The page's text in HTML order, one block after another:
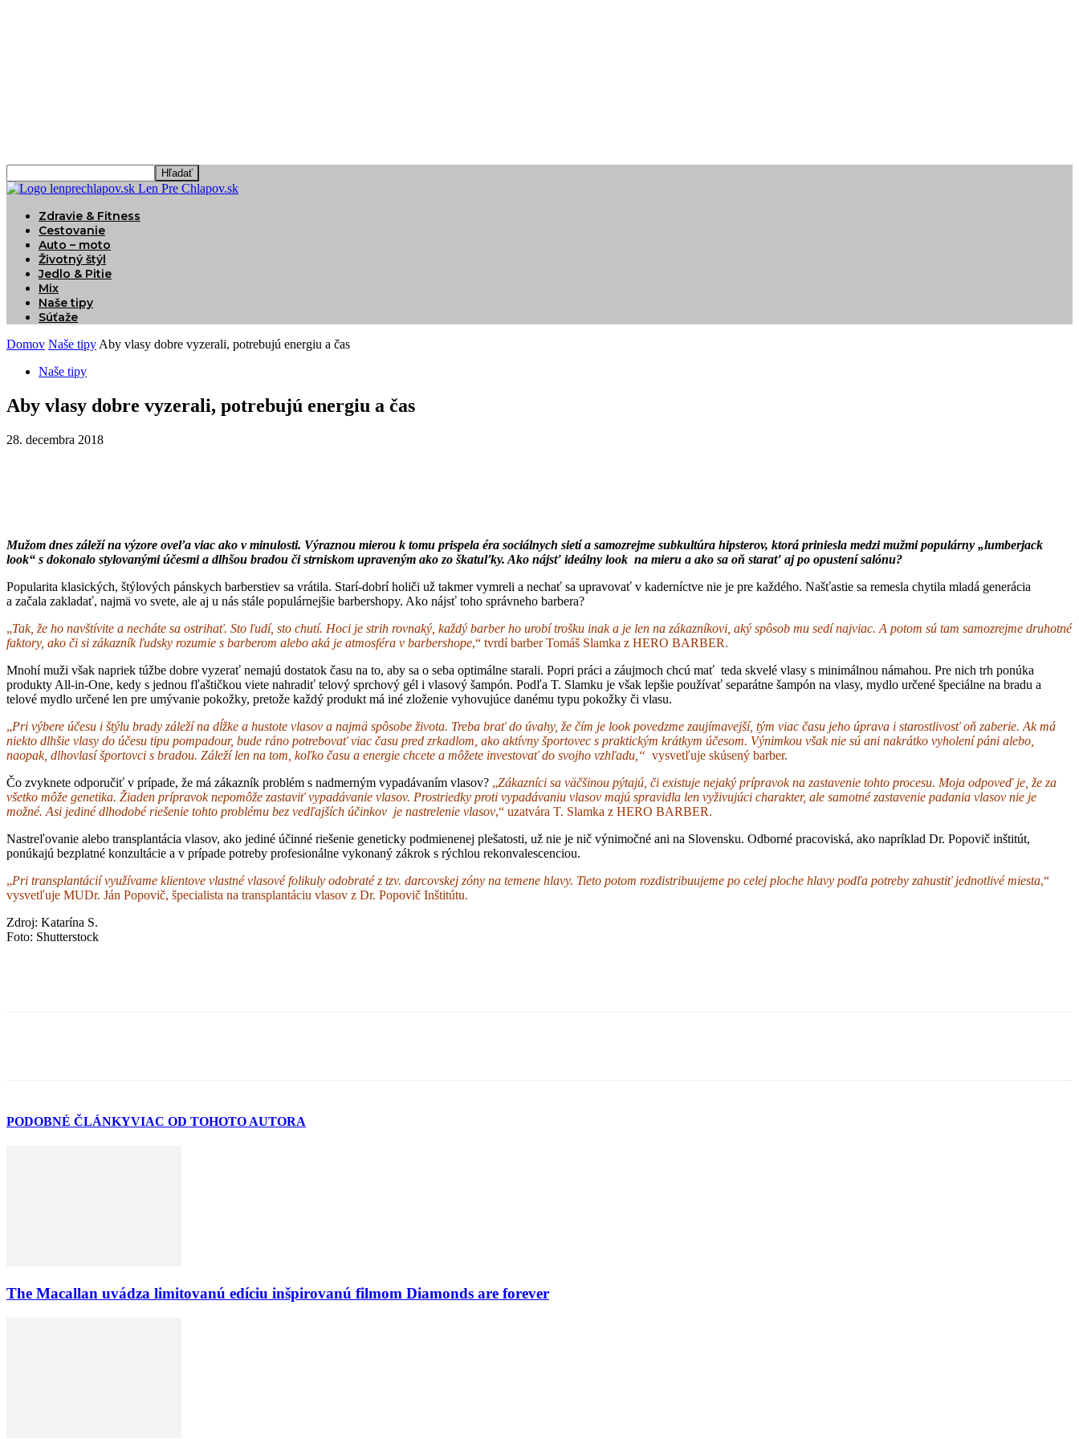
Len Pre Chlapov.sk
Zdravie & Fitness
Cestovanie
Auto – moto
Životný štýl
Jedlo & Pitie
Mix
Naše tipy
Súťaže
Domov Naše tipy Aby vlasy dobre vyzerali, potrebujú energiu a čas
Naše tipy
Aby vlasy dobre vyzerali, potrebujú energiu a čas
28. decembra 2018
Mužom dnes záleží na výzore oveľa viac ako v minulosti. Výraznou mierou k tomu prispela éra sociálnych sietí a samozrejme subkultúra hipsterov, ktorá priniesla medzi mužmi populárny „lumberjack
look“ s dokonalo stylovanými účesmi a dlhšou bradou či strniskom upraveným ako zo škatuľky. Ako nájsť ideálny look na mieru a ako sa oň starať aj po opustení salónu?
Popularita klasických, štýlových pánskych barberstiev sa vrátila. Starí-dobrí holiči už takmer vymreli a nechať sa upravovať v kaderníctve nie je pre každého. Našťastie sa remesla chytila mladá generácia
a začala zakladať, najmä vo svete, ale aj u nás stále populárnejšie barbershopy. Ako nájsť toho správneho barbera?
„Tak, že ho navštívite a necháte sa ostrihať. Sto ľudí, sto chutí. Hoci je strih rovnaký, každý barber ho urobí trošku inak a je len na zákazníkovi, aký spôsob mu sedí najviac. A potom sú tam samozrejme druhotné
faktory, ako či si zákazník ľudsky rozumie s barberom alebo aká je atmosféra v barbershope,“ tvrdí barber Tomáš Slamka z HERO BARBER.
Mnohí muži však napriek túžbe dobre vyzerať nemajú dostatok času na to, aby sa o seba optimálne starali. Popri práci a záujmoch chcú mať teda skvelé vlasy s minimálnou námahou. Pre nich trh ponúka
produkty All-in-One, kedy s jednou fľaštičkou viete nahradiť telový sprchový gél i vlasový šampón. Podľa T. Slamku je však lepšie používať separátne šampón na vlasy, mydlo určené špeciálne na bradu a
telové mydlo určené len pre umývanie pokožky, pretože každý produkt má iné zloženie vyhovujúce danému typu pokožky či vlasu.
„Pri výbere účesu i štýlu brady záleží na dĺžke a hustote vlasov a najmä spôsobe života. Treba brať do úvahy, že čím je look povedzme zaujímavejší, tým viac času jeho úprava i starostlivosť oň zaberie. Ak má
niekto dlhšie vlasy do účesu tipu pompadour, bude ráno potrebovať viac času pred zrkadlom, ako aktívny športovec s praktickým krátkym účesom. Výnimkou však nie sú ani nakrátko vyholení páni alebo,
naopak, dlhovlasí športovci s bradou. Záleží len na tom, koľko času a energie chcete a môžete investovať do svojho vzhľadu,“ vysvetľuje skúsený barber.
Čo zvyknete odporučiť v prípade, že má zákazník problém s nadmerným vypadávaním vlasov? „Zákazníci sa väčšinou pýtajú, či existuje nejaký prípravok na zastavenie tohto procesu. Moja odpoveď je, že za
všetko môže genetika. Žiaden prípravok nepomôže zastaviť vypadávanie vlasov. Prostriedky proti vypadávaniu vlasov majú spravidla len vyživujúci charakter, ale samotné zastavenie padania vlasov nie je
možné. Asi jediné dlhodobé riešenie tohto problému bez vedľajších účinkov je nastrelenie vlasov,“ uzatvára T. Slamka z HERO BARBER.
Nastreľovanie alebo transplantácia vlasov, ako jediné účinné riešenie geneticky podmienenej plešatosti, už nie je nič výnimočné ani na Slovensku. Odborné pracoviská, ako napríklad Dr. Popovič inštitút,
ponúkajú bezplatné konzultácie a v prípade potreby profesionálne vykonaný zákrok s rýchlou rekonvalescenciou.
„Pri transplantácií využívame klientove vlastné vlasové folikuly odobraté z tzv. darcovskej zóny na temene hlavy. Tieto potom rozdistribuujeme po celej ploche hlavy podľa potreby zahustiť jednotlivé miesta,“
vysvetľuje MUDr. Ján Popovič, špecialista na transplantáciu vlasov z Dr. Popovič Inštitútu.
Zdroj: Katarína S.
Foto: Shutterstock
PODOBNÉ ČLÁNKYVIAC OD TOHOTO AUTORA
The Macallan uvádza limitovanú edíciu inšpirovanú filmom Diamonds are forever